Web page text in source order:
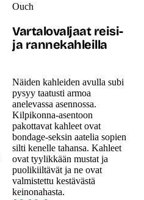
Ouch
Vartalovaljaat reisi-
ja rannekahleilla
Näiden kahleiden avulla subi
pysyy taatusti armoa
anelevassa asennossa.
Kilpikonna-asentoon
pakottavat kahleet ovat
bondage-seksin aatelia sopien
silti kenelle tahansa. Kahleet
ovat tyylikkään mustat ja
puolikiiltävät ja ne ovat
valmistettu kestävästä
keinonahasta.